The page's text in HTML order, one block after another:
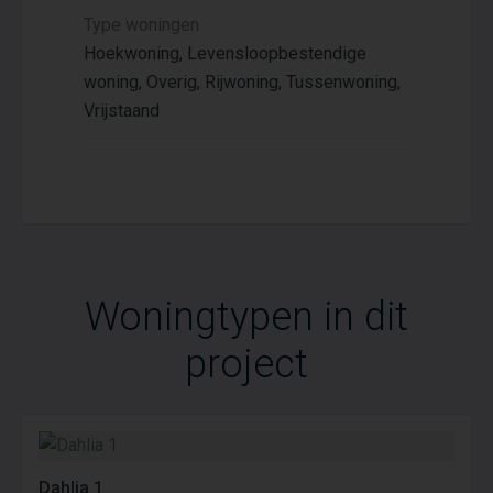
Type woningen
Hoekwoning, Levensloopbestendige
woning, Overig, Rijwoning, Tussenwoning,
Vrijstaand
Woningtypen in dit
project
Dahlia 1